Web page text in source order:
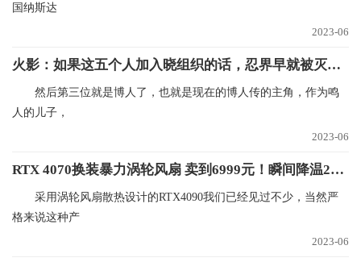
国纳斯达
2023-06
火影：如果这五个人加入晓组织的话，忍界早就被灭了好几次了！
然后第三位就是博人了，也就是现在的博人传的主角，作为鸣
人的儿子，
2023-06
RTX 4070换装暴力涡轮风扇 卖到6999元！瞬间降温21℃
采用涡轮风扇散热设计的RTX4090我们已经见过不少，当然严
格来说这种产
2023-06